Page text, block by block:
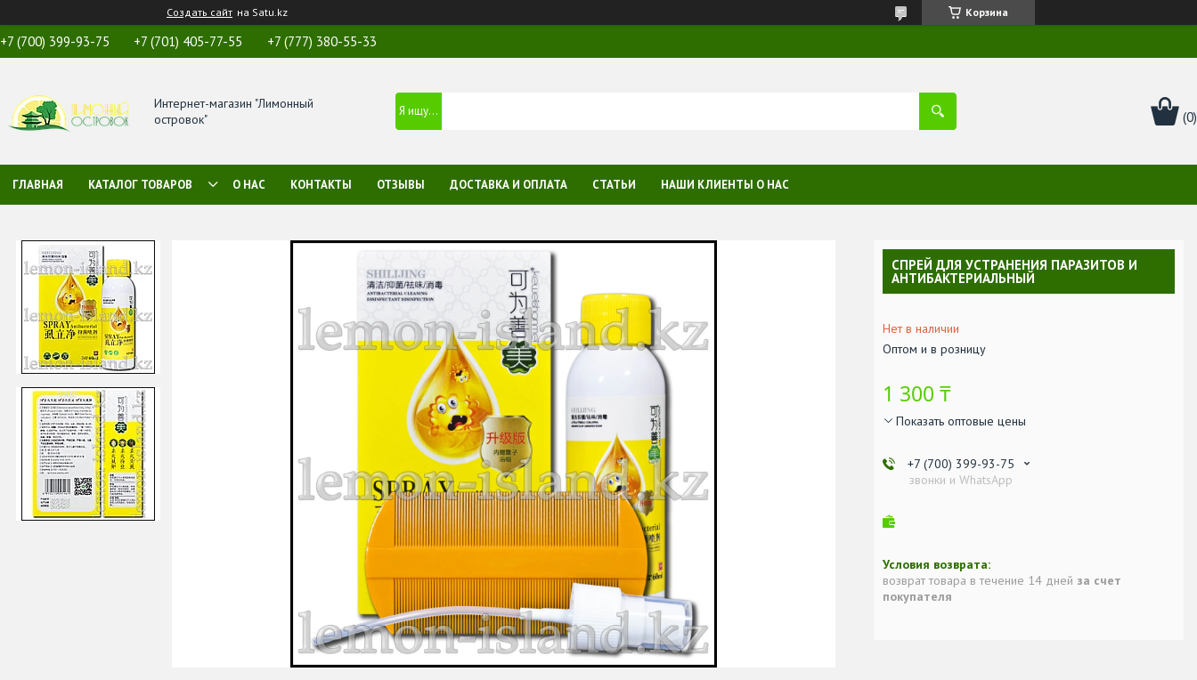
Создать сайт на Satu.kz Корзина
+7 (700) 399-93-75 +7 (701) 405-77-55 +7 (777) 380-55-33
Интернет-магазин "Лимонный
островок"
ГЛАВНАЯ КАТАЛОГ ТОВАРОВ О НАС КОНТАКТЫ ОТЗЫВЫ ДОСТАВКА И ОПЛАТА СТАТЬИ НАШИ КЛИЕНТЫ О НАС
СПРЕЙ ДЛЯ УСТРАНЕНИЯ ПАРАЗИТОВ И
АНТИБАКТЕРИАЛЬНЫЙ
Нет в наличии
Оптом и в розницу
1 300 ₸
Показать оптовые цены
+7 (700) 399-93-75
звонки и WhatsApp
возврат товара в течение 14 дней за счет
покупателя